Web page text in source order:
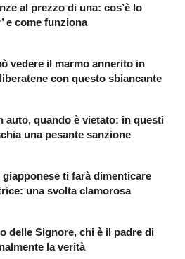
al prezzo di una: cos’è lo
e come funziona
vedere il marmo annerito in
con questo sbiancante
auto, quando è vietato: in questi
una pesante sanzione
giapponese ti farà dimenticare
una svolta clamorosa
delle Signore, chi è il padre di
la verità